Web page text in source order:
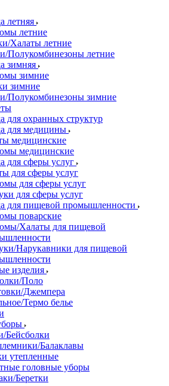
летняя
летние
Халаты летние
Полукомбинезоны летние
зимняя
зимние
зимние
Полукомбинезоны зимние
для охранных структур
для медицины
медицинские
медицинские
для сферы услуг
для сферы услуг
для сферы услуг
для сферы услуг
для пищевой промышленности
поварские
Халаты для пищевой
Нарукавники для пищевой
изделия
Поло
Джемпера
Термо белье
Бейсболки
Балаклавы
утепленные
головные уборы
Беретки